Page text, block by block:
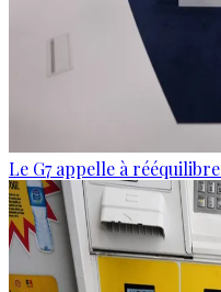
Le G7 appelle à